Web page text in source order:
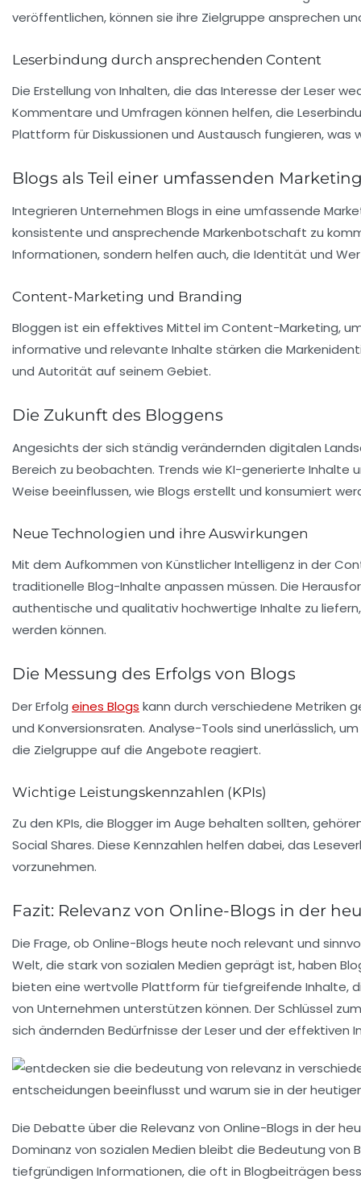
veröffentlichen, können sie ihre Zielgruppe ansprechen
Leserbindung durch ansprechenden Content
Die Erstellung von Inhalten, die das Interesse der Leser
Kommentare und Umfragen können helfen, die
Plattform für Diskussionen und Austausch fungieren, was
Blogs als Teil einer umfassenden
Integrieren Unternehmen Blogs in eine umfassende
konsistente und ansprechende Markenbotschaft zu
Informationen, sondern helfen auch, die Identität und
Content-Marketing und Branding
Bloggen ist ein effektives Mittel im Content-Marketing,
informative und relevante Inhalte stärken die
und Autorität auf seinem Gebiet.
Die Zukunft des Bloggens
Angesichts der sich ständig verändernden digitalen
Bereich zu beobachten. Trends wie KI-generierte Inhalte
Weise beeinflussen, wie Blogs erstellt und konsumiert
Neue Technologien und ihre Auswirkungen
Mit dem Aufkommen von Künstlicher Intelligenz in der
traditionelle Blog-Inhalte anpassen müssen. Die
authentische und qualitativ hochwertige Inhalte zu
werden können.
Die Messung des Erfolgs von Blogs
Der Erfolg eines Blogs kann durch verschiedene Metriken
und Konversionsraten. Analyse-Tools sind unerlässlich,
die Zielgruppe auf die Angebote reagiert.
Wichtige Leistungskennzahlen (KPIs)
Zu den KPIs, die Blogger im Auge behalten sollten,
Social Shares. Diese Kennzahlen helfen dabei, das
vorzunehmen.
Fazit: Relevanz von Online-Blogs in der
Die Frage, ob Online-Blogs heute noch relevant und
Welt, die stark von sozialen Medien geprägt ist, haben
bieten eine wertvolle Plattform für tiefgreifende Inhalte,
von Unternehmen unterstützen können. Der Schlüssel
sich ändernden Bedürfnisse der Leser und der
Die Debatte über die Relevanz von Online-Blogs in der
Dominanz von sozialen Medien bleibt die Bedeutung von
tiefgründigen Informationen, die oft in Blogbeiträgen